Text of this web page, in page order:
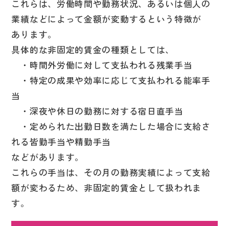
これらは、労働時間や勤務状況、あるいは個人の
業績などによって金額が変動するという特徴が
あります。
具体的な非固定的賃金の種類としては、
・時間外労働に対して支払われる残業手当
・特定の成果や効率に応じて支払われる能率手
当
・深夜や休日の勤務に対する宿日直手当
・定められた出勤日数を満たした場合に支給さ
れる皆勤手当や精勤手当
などがあります。
これらの手当は、その月の勤務実績によって支給
額が変わるため、非固定的賃金として扱われま
す。